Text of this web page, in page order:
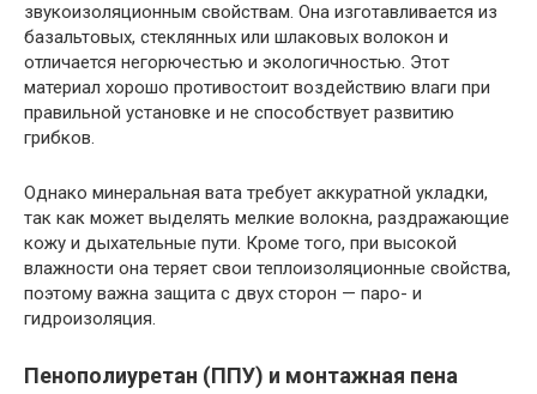
звукоизоляционным свойствам. Она изготавливается из
базальтовых, стеклянных или шлаковых волокон и
отличается негорючестью и экологичностью. Этот
материал хорошо противостоит воздействию влаги при
правильной установке и не способствует развитию
грибков.
Однако минеральная вата требует аккуратной укладки,
так как может выделять мелкие волокна, раздражающие
кожу и дыхательные пути. Кроме того, при высокой
влажности она теряет свои теплоизоляционные свойства,
поэтому важна защита с двух сторон — паро- и
гидроизоляция.
Пенополиуретан (ППУ) и монтажная пена